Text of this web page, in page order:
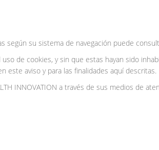
según su sistema de navegación puede
de cookies, y sin que estas hayan sido
este aviso y para las finalidades aquí descritas.
INNOVATION a través de sus medios de